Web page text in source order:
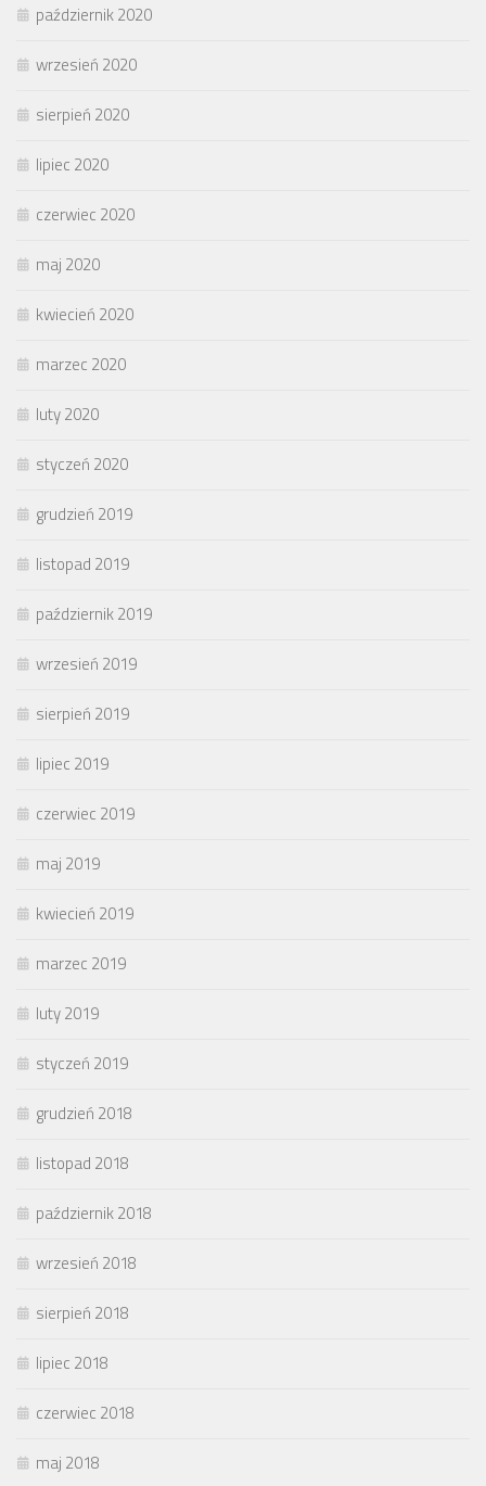
październik 2020
wrzesień 2020
sierpień 2020
lipiec 2020
czerwiec 2020
maj 2020
kwiecień 2020
marzec 2020
luty 2020
styczeń 2020
grudzień 2019
listopad 2019
październik 2019
wrzesień 2019
sierpień 2019
lipiec 2019
czerwiec 2019
maj 2019
kwiecień 2019
marzec 2019
luty 2019
styczeń 2019
grudzień 2018
listopad 2018
październik 2018
wrzesień 2018
sierpień 2018
lipiec 2018
czerwiec 2018
maj 2018